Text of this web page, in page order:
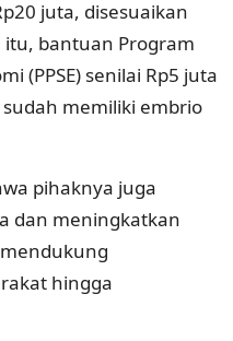
juta, disesuaikan
itu, bantuan Program
(PPSE) senilai Rp5 juta
memiliki embrio
pihaknya juga
dan meningkatkan
hingga